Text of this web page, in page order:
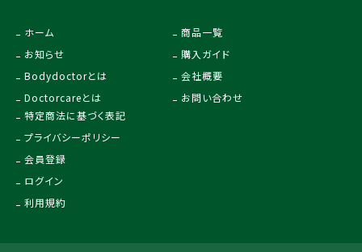
ホーム
お知らせ
Bodydoctorとは
Doctorcareとは
商品一覧
購入ガイド
会社概要
お問い合わせ
特定商法に基づく表記
プライバシーポリシー
会員登録
ログイン
利用規約